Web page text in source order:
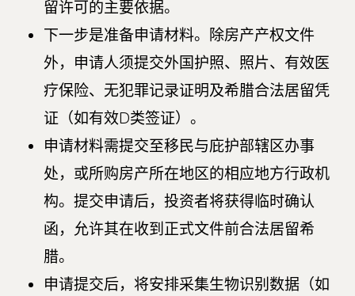
留许可的主要依据。
下一步是准备申请材料。除房产产权文件
外，申请人须提交外国护照、照片、有效医
疗保险、无犯罪记录证明及希腊合法居留凭
证（如有效D类签证）。
申请材料需提交至移民与庇护部辖区办事
处，或所购房产所在地区的相应地方行政机
构。提交申请后，投资者将获得临时确认
函，允许其在收到正式文件前合法居留希
腊。
申请提交后，将安排采集生物识别数据（如